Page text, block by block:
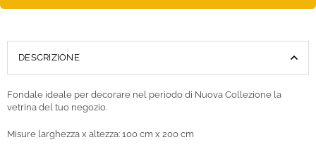
DESCRIZIONE
Fondale ideale per decorare nel periodo di Nuova Collezione la
vetrina del tuo negozio.
Misure larghezza x altezza: 100 cm x 200 cm